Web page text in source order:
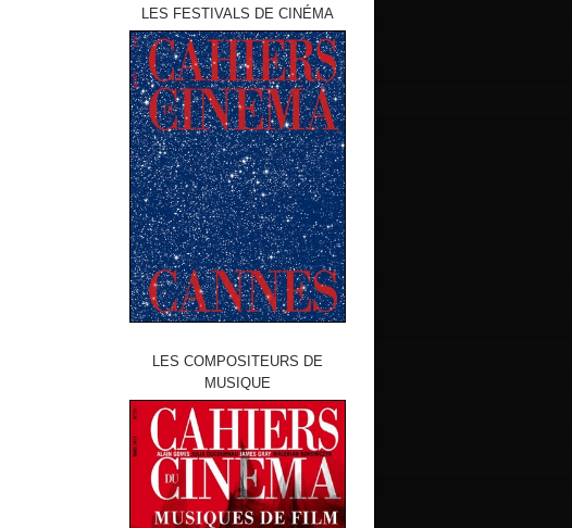
LES FESTIVALS DE CINÉMA
LES COMPOSITEURS DE
MUSIQUE